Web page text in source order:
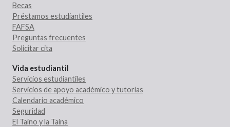
Becas
Préstamos estudiantiles
FAFSA
Preguntas frecuentes
Solicitar cita
Vida estudiantil
Servicios estudiantiles
Servicios de apoyo académico y tutorías
Calendario académico
Seguridad
El Taíno y la Taína